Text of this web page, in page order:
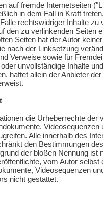
auf fremde Internetseiten
in dem Fall in Kraft
rechtswidriger Inhalte
den zu verlinkenden
Seiten hat der Autor
nach der Linksetzung
Verweise sowie für
unvollständige Inhalte
haftet allein der Anbieter
die Urheberrechte
Alle innerhalb des
den Bestimmungen
der bloßen Nennung
vom Autor
Videosequenzen
nicht gestattet.